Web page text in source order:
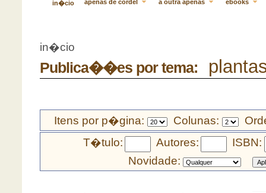
in�cio apenas de cordel a outra apenas ebooks
in�cio
Publica��es por tema:
Itens por p�gina: Colunas:
T�tulo:
Autores:
ISBN:
Novidade: